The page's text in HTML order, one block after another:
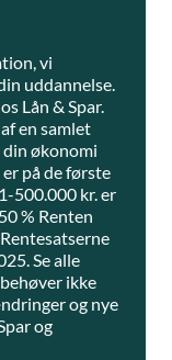
vi
uddannelse.
Lån & Spar.
en samlet
din økonomi
på de første
500.000 kr. er
% Renten
Se alle
ikke
og nye
og